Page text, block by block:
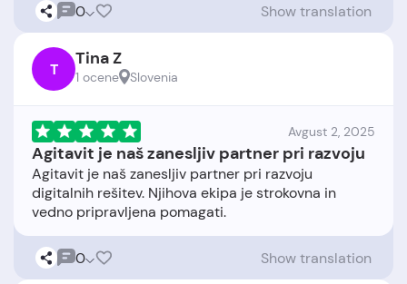
0 Show translation
T Tina Z
1 ocene Slovenia
Avgust 2, 2025
Agitavit je naš zanesljiv partner pri razvoju
Agitavit je naš zanesljiv partner pri razvoju
digitalnih rešitev. Njihova ekipa je strokovna in
0 Show translation